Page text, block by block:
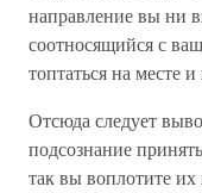
направление вы ни
соотносящийся с
топтаться на месте
Отсюда следует
подсознание
так вы воплотите их